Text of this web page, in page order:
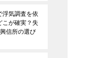
浮気調査を依
こが確実？失
信所の選び